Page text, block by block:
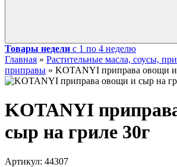
Товары недели с 1 по 4 неделю
Главная » Растительные масла, соусы,
приправы » KOTANYI приправа овощи и
KOTANYI
сыр на гриле 30г
Артикул: 44307